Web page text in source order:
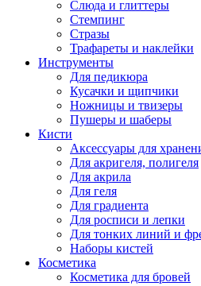
Слюда и глиттеры
Стемпинг
Стразы
Трафареты и наклейки
Инструменты
Для педикюра
Кусачки и щипчики
Ножницы и твизеры
Пушеры и шаберы
Кисти
Аксессуары для
Для акригеля, полигеля
Для акрила
Для геля
Для градиента
Для росписи и лепки
Для тонких линий и
Наборы кистей
Косметика
Косметика для бровей